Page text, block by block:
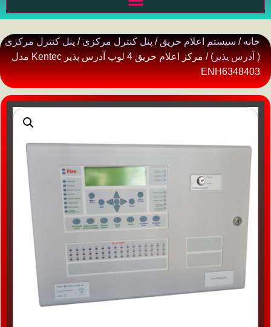
خانه/سیستم اعلام حریق/پنل کنترل مرکزی/پنل کنترل مرکزی
( آدرس پذیر)
/ مرکز اعلام حریق 4 لوپ آدرس پذیر Kentec مدل
ENH6348403